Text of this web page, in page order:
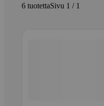
6 tuotettaSivu 1 / 1